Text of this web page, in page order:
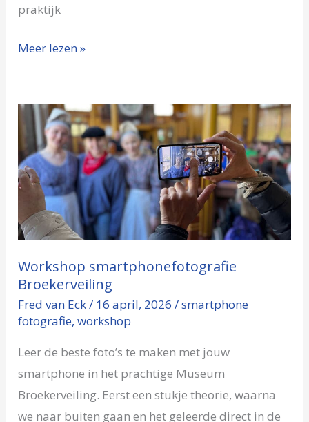
praktijk
Meer lezen »
Workshop smartphonefotografie
Broekerveiling
Fred van Eck/ 16 april, 2026/smartphone
fotografie,workshop
Leer de beste foto’s te maken met jouw
smartphone in het prachtige Museum
Broekerveiling. Eerst een stukje theorie, waarna
we naar buiten gaan en het geleerde direct in de
Workshop
smartphonefotografie
Broekerveiling